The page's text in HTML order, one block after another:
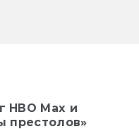
HBO Max и
престолов»